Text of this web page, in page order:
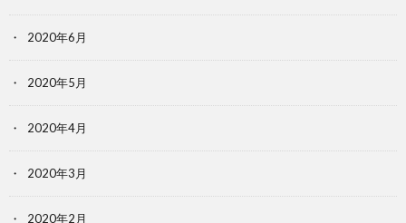
2020年6月
2020年5月
2020年4月
2020年3月
2020年2月